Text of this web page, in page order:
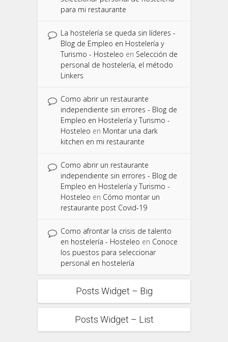
para mi restaurante
La hostelería se queda sin líderes -
Blog de Empleo en Hostelería y
Turismo - Hosteleo en Selección de
personal de hostelería, el método
Linkers
Como abrir un restaurante
independiente sin errores - Blog de
Empleo en Hostelería y Turismo -
Hosteleo en Montar una dark
kitchen en mi restaurante
Como abrir un restaurante
independiente sin errores - Blog de
Empleo en Hostelería y Turismo -
Hosteleo en Cómo montar un
restaurante post Covid-19
Como afrontar la crisis de talento
en hostelería - Hosteleo en Conoce
los puestos para seleccionar
personal en hostelería
Posts Widget – Big
Posts Widget – List